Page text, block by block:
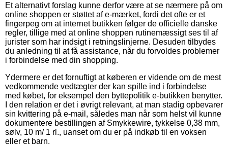
Et alternativt forslag kunne derfor være at se nærmere på om
online shoppen er støttet af e-mærket, fordi det ofte er et
fingerpeg om at internet butikken følger de officielle danske
regler, tillige med at online shoppen rutinemæssigt ses til af
jurister som har indsigt i retningslinjerne. Desuden tilbydes
du anledning til at få assistance, når du forvoldes problemer
i forbindelse med din shopping.
Ydermere er det fornuftigt at køberen er vidende om de mest
vedkommende vedtægter der kan spille ind i forbindelse
med købet, for eksempel den byttepolitik e-butikken benytter.
I den relation er det i øvrigt relevant, at man stadig opbevarer
sin kvittering på e-mail, således man når som helst vil kunne
dokumentere bestillingen af Smykkewire, tykkelse 0,38 mm,
sølv, 10 m/ 1 rl., uanset om du er på indkøb til en voksen
eller et barn.